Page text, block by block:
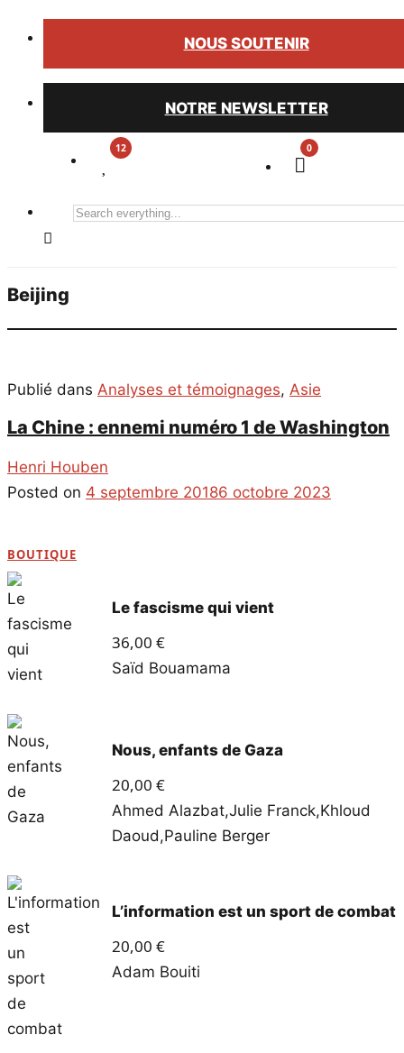
NOUS SOUTENIR
NOTRE NEWSLETTER
0
Search
Beijing
Publié dans Analyses et témoignages, Asie
La Chine : ennemi numéro 1 de Washington
Henri Houben
Posted on 4 septembre 20186 octobre 2023
BOUTIQUE
Le fascisme qui vient
36,00 €
Saïd Bouamama
Nous, enfants de Gaza
20,00 €
Ahmed Alazbat,Julie Franck,Khloud
Daoud,Pauline Berger
L’information est un sport de combat
20,00 €
Adam Bouiti